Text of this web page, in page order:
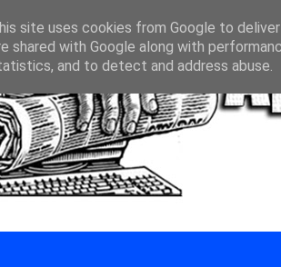
site uses cookies from Google to
shared with Google along with
and to detect and address abuse.